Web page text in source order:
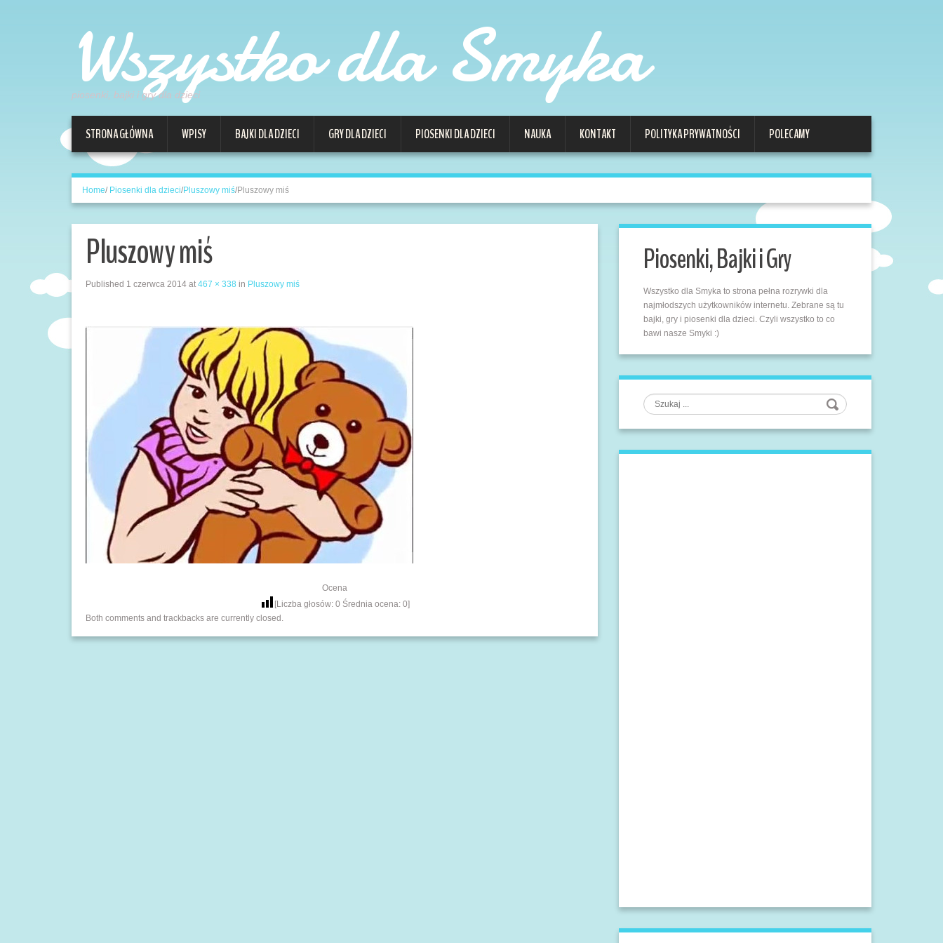
Wszystko dla Smyka
piosenki, bajki i gry dla dzieci
STRONA GŁÓWNA WPISY BAJKI DLA DZIECI GRY DLA DZIECI PIOSENKI DLA DZIECI NAUKA KONTAKT POLITYKA PRYWATNOŚCI POLECAMY
Home/ Piosenki dla dzieci/Pluszowy miś/Pluszowy miś
Pluszowy miś
Published 1 czerwca 2014 at467 × 338 in Pluszowy miś
Ocena
[Liczba głosów: 0 Średnia ocena: 0]
Both comments and trackbacks are currently closed.
Piosenki, Bajki i Gry
Wszystko dla Smyka to strona pełna rozrywki dla
najmłodszych użytkowników internetu. Zebrane są tu
bajki, gry i piosenki dla dzieci. Czyli wszystko to co
bawi nasze Smyki :)
Szukaj